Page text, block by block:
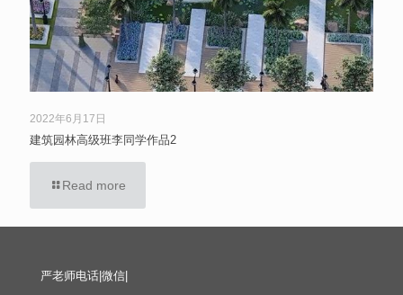
2022年6月17日
建筑园林高级班李同学作品2
Read more
严老师电话|微信|